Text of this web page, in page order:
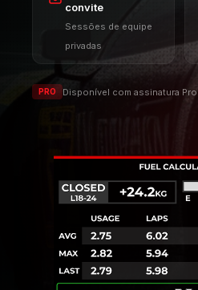
convite
Sessões de equipe
privadas
PRO Disponível com assinatura Pro